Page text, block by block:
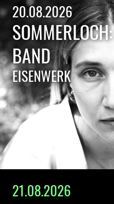
20.08.2026
BAND
EISENWERK
21.08.2026